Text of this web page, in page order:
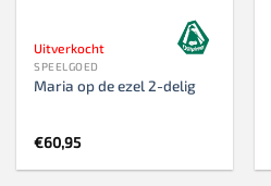
Uitverkocht
SPEELGOED
Maria op de ezel 2-delig
€60,95